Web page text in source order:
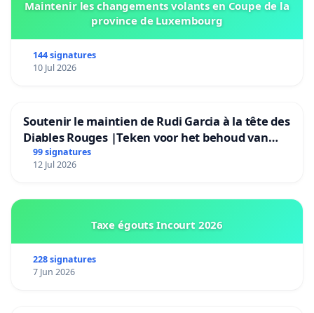
Maintenir les changements volants en Coupe de la
province de Luxembourg
144 signatures
10 Jul 2026
Soutenir le maintien de Rudi Garcia à la tête des
Diables Rouges |Teken voor het behoud van
Rudi Garcia als bondscoach
99 signatures
12 Jul 2026
Taxe égouts Incourt 2026
228 signatures
7 Jun 2026